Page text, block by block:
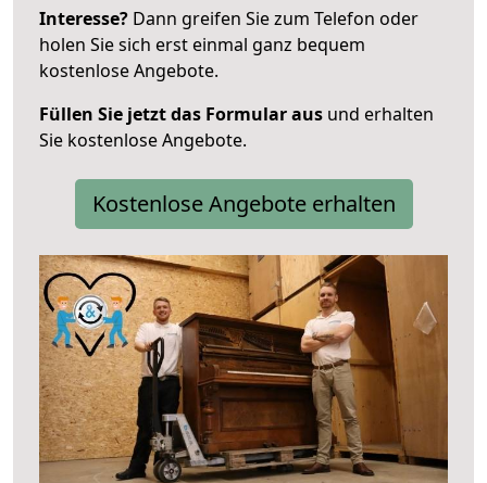
Interesse? Dann greifen Sie zum Telefon oder
holen Sie sich erst einmal ganz bequem
kostenlose Angebote.
Füllen Sie jetzt das Formular aus und erhalten
Sie kostenlose Angebote.
Kostenlose Angebote erhalten